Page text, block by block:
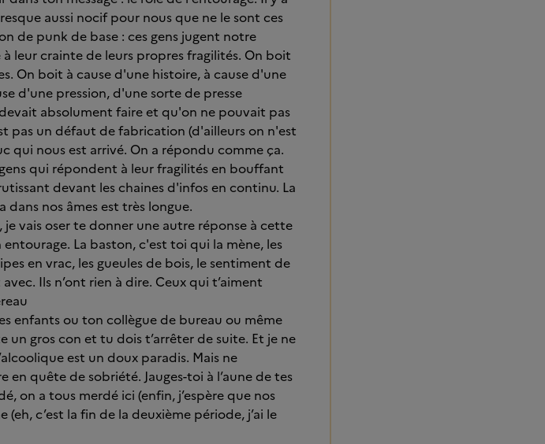
aussi nocif pour nous que ne le sont ces
de punk de base : ces gens jugent notre
leur crainte de leurs propres fragilités. On boit
On boit à cause d'une histoire, à cause d'une
d'une pression, d'une sorte de presse
absolument faire et qu'on ne pouvait pas
pas un défaut de fabrication (d'ailleurs on n'est
qui nous est arrivé. On a répondu comme ça.
qui répondent à leur fragilités en bouffant
devant les chaines d'infos en continu. La
nos âmes est très longue.
vais oser te donner une autre réponse à cette
La baston, c'est toi qui la mène, les
en vrac, les gueules de bois, le sentiment de
Ils n’ont rien à dire. Ceux qui t’aiment
enfants ou ton collègue de bureau ou même
un gros con et tu dois t’arrêter de suite. Et je ne
est un doux paradis. Mais ne
en quête de sobriété. Jauges-toi à l’aune de tes
on a tous merdé ici (enfin, j’espère que nos
c’est la fin de la deuxième période, j’ai le